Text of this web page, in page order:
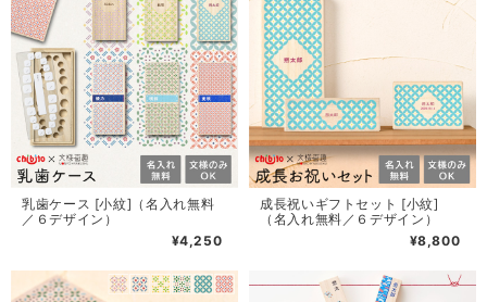
乳歯ケース [小紋]（名入れ無料
／６デザイン）
¥4,250
成長祝いギフトセット [小紋]
（名入れ無料／６デザイン）
¥8,800